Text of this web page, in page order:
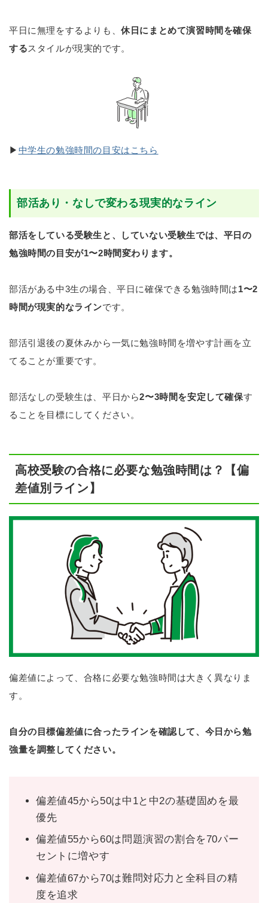
平日に無理をするよりも、休日にまとめて演習時間を確保
するスタイルが現実的です。
▶ 中学生の勉強時間の目安はこちら
部活あり・なしで変わる現実的なライン
部活をしている受験生と、していない受験生では、平日の
勉強時間の目安が1〜2時間変わります。
部活がある中3生の場合、平日に確保できる勉強時間は1〜2
時間が現実的なラインです。
部活引退後の夏休みから一気に勉強時間を増やす計画を立
てることが重要です。
部活なしの受験生は、平日から2〜3時間を安定して確保す
ることを目標にしてください。
高校受験の合格に必要な勉強時間は？【偏
差値別ライン】
偏差値によって、合格に必要な勉強時間は大きく異なりま
す。
自分の目標偏差値に合ったラインを確認して、今日から勉
強量を調整してください。
偏差値45から50は中1と中2の基礎固めを最
優先
偏差値55から60は問題演習の割合を70パー
セントに増やす
偏差値67から70は難問対応力と全科目の精
度を追求